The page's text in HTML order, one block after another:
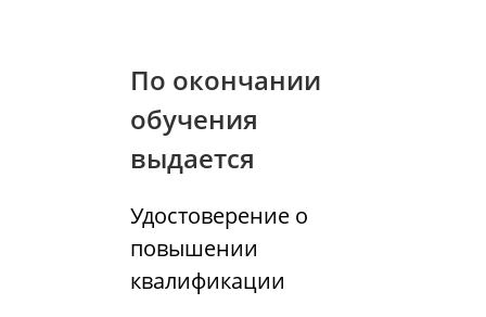
По окончании
обучения
выдается
Удостоверение о
повышении
квалификации